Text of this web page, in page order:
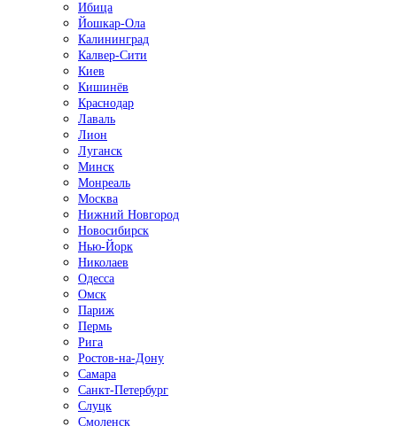
Ибица
Йошкар-Ола
Калининград
Калвер-Сити
Киев
Кишинёв
Краснодар
Лаваль
Лион
Луганск
Минск
Монреаль
Москва
Нижний Новгород
Новосибирск
Нью-Йорк
Николаев
Одесса
Омск
Париж
Пермь
Рига
Ростов-на-Дону
Самара
Санкт-Петербург
Слуцк
Смоленск